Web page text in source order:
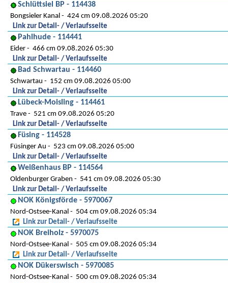
Schlüttsiel BP - 114438
Bongsieler Kanal
424 cm 09.08.2026 05:20
Link zur Detail- / Verlaufsseite
Pahlhude - 114441
Eider
466 cm 09.08.2026 05:30
Link zur Detail- / Verlaufsseite
Bad Schwartau - 114460
Schwartau
152 cm 09.08.2026 05:00
Link zur Detail- / Verlaufsseite
Lübeck-Moisling - 114461
Trave
521 cm 09.08.2026 05:20
Link zur Detail- / Verlaufsseite
Füsing - 114528
Füsinger Au
523 cm 09.08.2026 05:00
Link zur Detail- / Verlaufsseite
Weißenhaus BP - 114564
Oldenburger Graben
541 cm 09.08.2026 05:30
Link zur Detail- / Verlaufsseite
NOK Königsförde - 5970067
Nord-Ostsee-Kanal
504 cm 09.08.2026 05:34
Link zur Detail- / Verlaufsseite
NOK Breiholz - 5970075
Nord-Ostsee-Kanal
505 cm 09.08.2026 05:34
Link zur Detail- / Verlaufsseite
NOK Dükerswisch - 5970085
Nord-Ostsee-Kanal
500 cm 09.08.2026 05:34